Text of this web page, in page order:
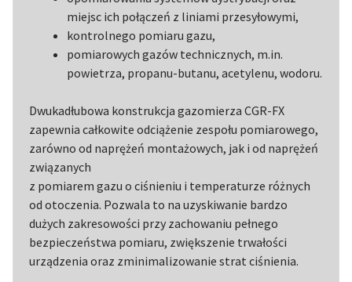
miejsc ich połączeń z liniami przesyłowymi,
kontrolnego pomiaru gazu,
pomiarowych gazów technicznych, m.in.
powietrza, propanu-butanu, acetylenu, wodoru.
Dwukadłubowa konstrukcja gazomierza CGR-FX
zapewnia całkowite odciążenie zespołu pomiarowego,
zarówno od naprężeń montażowych, jak i od naprężeń
związanych
z pomiarem gazu o ciśnieniu i temperaturze różnych
od otoczenia. Pozwala to na uzyskiwanie bardzo
dużych zakresowości przy zachowaniu pełnego
bezpieczeństwa pomiaru, zwiększenie trwałości
urządzenia oraz zminimalizowanie strat ciśnienia.